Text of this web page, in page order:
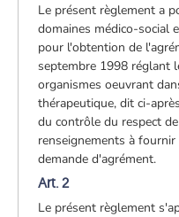
Le présent règlement a
domaines médico-social
pour l'obtention de
septembre 1998 réglant
organismes oeuvrant
thérapeutique, dit ci-
du contrôle du respect
renseignements à
demande d'agrément.
Art. 2
Le présent règlement